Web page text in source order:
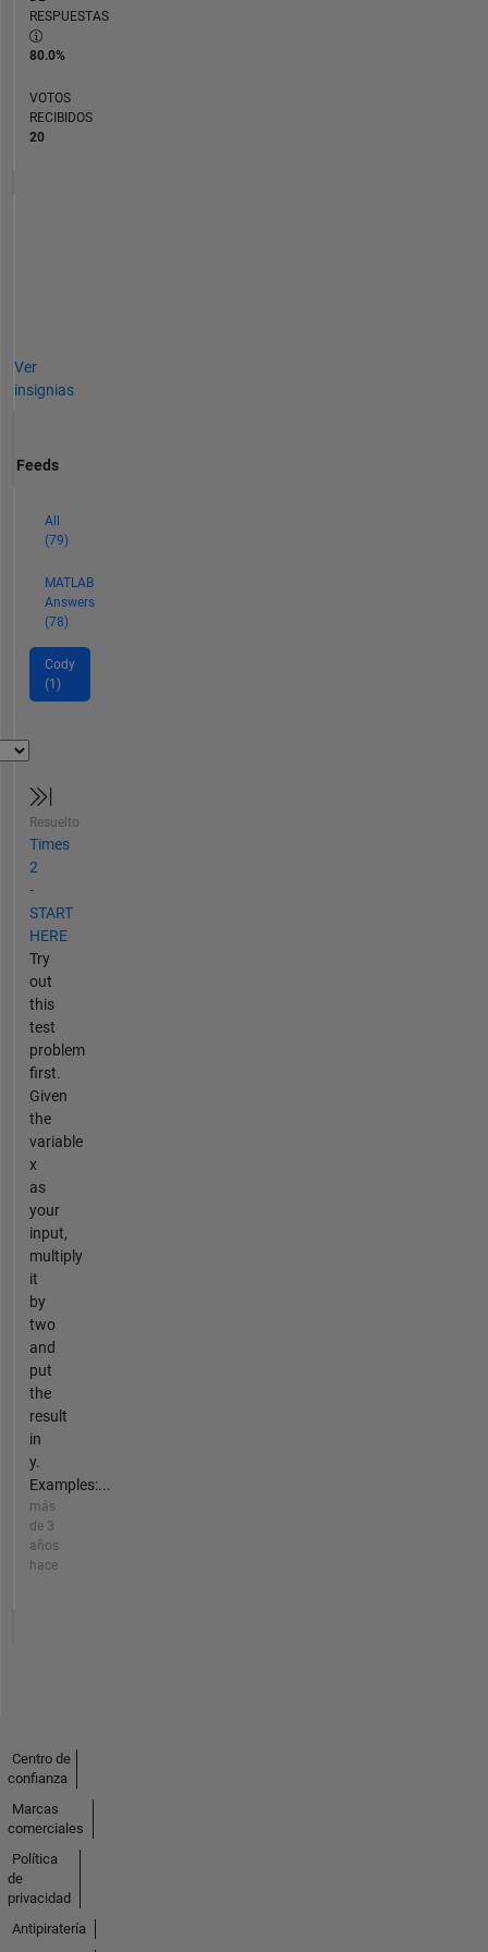
RESPUESTAS
80.0%
VOTOS
RECIBIDOS
20
Ver
insignias
Feeds
All
(79)
MATLAB
Answers
(78)
Cody
(1)
Resuelto
Times
2
-
START
HERE
Try
out
this
test
problem
first.
Given
the
variable
x
as
your
input,
multiply
it
by
two
and
put
the
result
in
y.
Examples:...
más
de 3
años
hace
Centro de
confianza
Marcas
comerciales
Política
de
privacidad
Antipiratería